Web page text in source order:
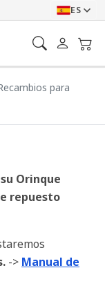
ES
para
Orinque
repuesto
-> Manual de